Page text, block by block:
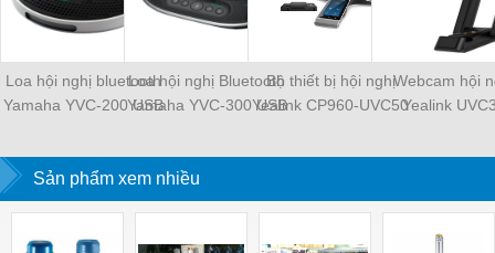
Loa hội nghị bluetooth
Yamaha YVC-200 USB
Loa hội nghị Bluetooth
Yamaha YVC-300 USB
Bộ thiết bị hội nghị
Yealink CP960-UVC50
Webcam hội
Yealink
Sản phẩm xem nhiều